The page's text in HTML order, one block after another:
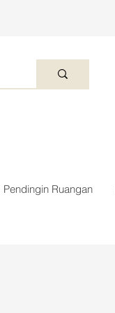
Pendingin Ruangan